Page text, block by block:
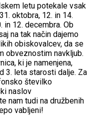
letu potekale vsak
oktobra, 12. in 14.
in 12. decembra. Ob
na tak način dajemo
obiskovalcev, da se
obveznostim navkljub.
ki je namenjena,
3. leta starosti dalje. Za
številko
naslov
nam tudi na družbenih
vabljeni!